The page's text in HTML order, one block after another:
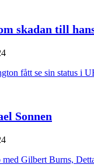
skadan till
fått se sin status i
Sonnen
Gilbert Burns,